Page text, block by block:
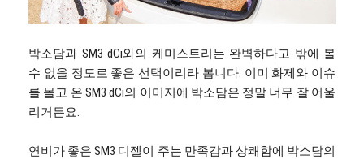
박소담과 SM3 dCi와의 케미스트리는 완벽하다고 밖에 볼
수 없을 정도로 좋은 선택이리라 봅니다. 이미 화제와 이슈
를 몰고 온 SM3 dCi의 이미지에 박소담은 정말 너무 잘 어울
리거든요.
연비가 좋은 SM3 디젤이 주는 만족감과 상쾌함에 박소담의